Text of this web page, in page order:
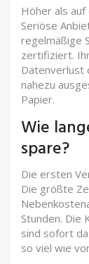
Höher als auf
Seriöse
regelmäßige
zertifiziert.
Datenverlust
nahezu
Papier.
Wie
spare?
Die ersten
Die größte
Stunden. Die
sind sofort
so viel wie